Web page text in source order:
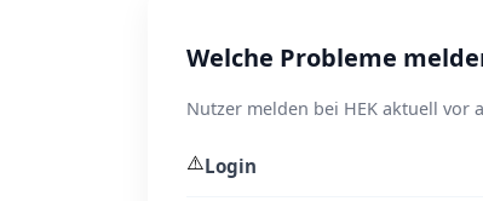
Welche Probleme
Nutzer melden bei HEK aktuell vor
⚠️Login